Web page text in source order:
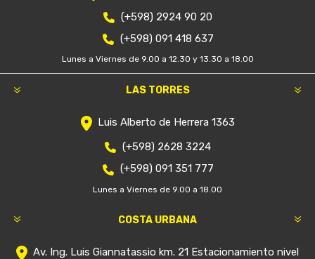
(+598) 2924 90 20
(+598) 091 418 637
Lunes a Viernes de 9.00 a 12.30 y 13.30 a 18.00
LAS TORRES
Luis Alberto de Herrera 1363
(+598) 2628 3224
(+598) 091 351 777
Lunes a Viernes de 9.00 a 18.00
COSTA URBANA
Av. Ing. Luis Giannatassio km. 21 Estacionamiento nivel